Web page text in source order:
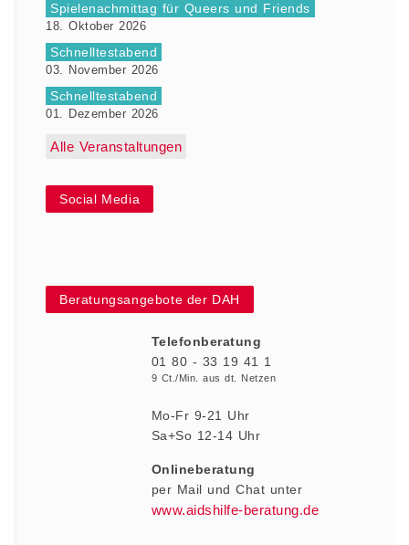
Spielenachmittag für Queers und Friends
18. Oktober 2026
Schnelltestabend
03. November 2026
Schnelltestabend
01. Dezember 2026
Alle Veranstaltungen
Social Media
Beratungsangebote der DAH
Telefonberatung
01 80 - 33 19 41 1
9 Ct./Min. aus dt. Netzen
Mo-Fr 9-21 Uhr
Sa+So 12-14 Uhr
Onlineberatung
per Mail und Chat unter
www.aidshilfe-beratung.de